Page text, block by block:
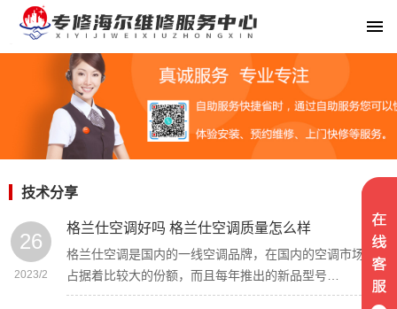
技术分享
26
2023/2
格兰仕空调好吗 格兰仕空调质量怎么样
格兰仕空调是国内的一线空调品牌，在国内的空调市场上
占据着比较大的份额，而且每年推出的新品型号…